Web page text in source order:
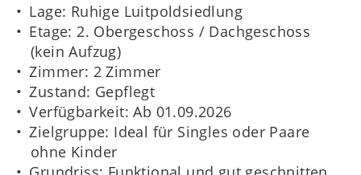
Lage: Ruhige Luitpoldsiedlung
Etage: 2. Obergeschoss / Dachgeschoss
(kein Aufzug)
Zimmer: 2 Zimmer
Zustand: Gepflegt
Verfügbarkeit: Ab 01.09.2026
Zielgruppe: Ideal für Singles oder Paare
ohne Kinder